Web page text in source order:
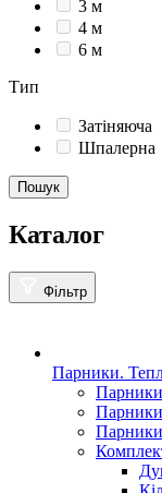
3 м
4 м
6 м
Тип
Затіняюча
Шпалерна
Пошук
Каталог
Фільтр
Парники.
Парники
Парники
Парники